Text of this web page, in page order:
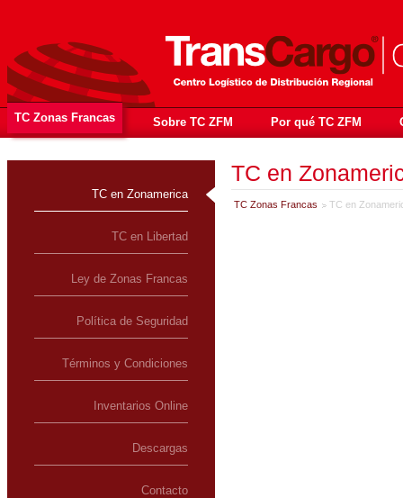
TC Zonas Francas Sobre TC ZFM Por qué TC ZFM
TC en Zonamerica
TC en Libertad
Ley de Zonas Francas
Política de Seguridad
Términos y Condiciones
Inventarios Online
Descargas
Contacto
TC en
TC Zonas Francas TC en